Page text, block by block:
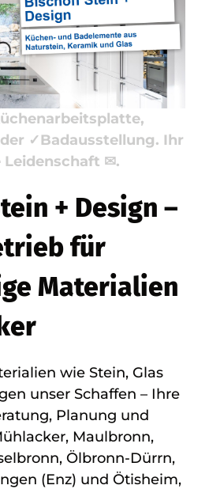
und ✓Badfliese,
Bischoff Stein +
– Ihr Steinmetz &
✓Badfliese,
✓Badausstellung. Ihr
Leidenschaft ✉.
+ Design –
für
Materialien
wie Stein, Glas
unser Schaffen – Ihre
Planung und
Maulbronn,
Ölbronn-Dürrn,
(Enz) und Ötisheim,